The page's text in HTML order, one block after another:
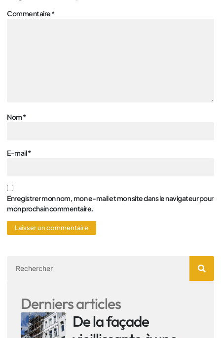
Commentaire*
Nom*
E-mail*
Enregistrer mon nom, mon e-mail et mon site dans le navigateur pour
mon prochain commentaire.
Derniers articles
De la façade